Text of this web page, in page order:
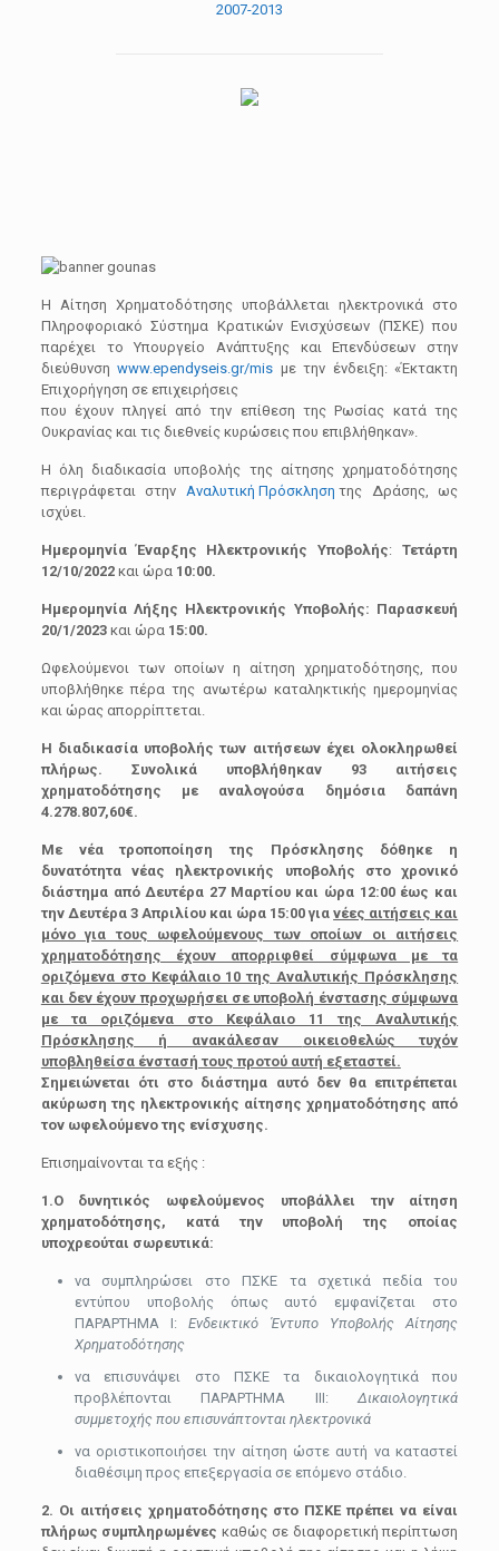
Η Αίτηση Χρηματοδότησης υποβάλλεται ηλεκτρονικά στο
Πληροφοριακό Σύστημα Κρατικών Ενισχύσεων (ΠΣΚΕ) που
παρέχει το Υπουργείο Ανάπτυξης και Επενδύσεων στην
διεύθυνσηwww.ependyseis.gr/mis με την ένδειξη: «Έκτακτη
Επιχορήγηση σε επιχειρήσεις
που έχουν πληγεί από την επίθεση της Ρωσίας κατά της
Ουκρανίας και τις διεθνείς κυρώσεις που επιβλήθηκαν».
Η όλη διαδικασία υποβολής της αίτησης χρηματοδότησης
περιγράφεται στην Αναλυτική Πρόσκληση της Δράσης, ως
ισχύει.
Ημερομηνία Έναρξης Ηλεκτρονικής Υποβολής:Τετάρτη
12/10/2022 και ώρα10:00.
Ημερομηνία Λήξης Ηλεκτρονικής Υποβολής: Παρασκευή
20/1/2023 και ώρα15:00.
Ωφελούμενοι των οποίων η αίτηση χρηματοδότησης, που
υποβλήθηκε πέρα της ανωτέρω καταληκτικής ημερομηνίας
και ώρας απορρίπτεται.
Η διαδικασία υποβολής των αιτήσεων έχει ολοκληρωθεί
πλήρως. Συνολικά υποβλήθηκαν 93 αιτήσεις
χρηματοδότησης με αναλογούσα δημόσια δαπάνη
4.278.807,60€.
Με νέα τροποποίηση της Πρόσκλησης δόθηκε η
δυνατότητα νέας ηλεκτρονικής υποβολής στο χρονικό
διάστημα από Δευτέρα 27 Μαρτίου και ώρα 12:00 έως και
την Δευτέρα 3 Απριλίου και ώρα 15:00 γιανέες αιτήσεις και
μόνο για τους ωφελούμενους των οποίων οι αιτήσεις
χρηματοδότησης έχουν απορριφθεί σύμφωνα με τα
οριζόμενα στο Κεφάλαιο 10 της Αναλυτικής Πρόσκλησης
και δεν έχουν προχωρήσει σε υποβολή ένστασης σύμφωνα
με τα οριζόμενα στο Κεφάλαιο 11 της Αναλυτικής
Πρόσκλησης ή ανακάλεσαν οικειοθελώς τυχόν
υποβληθείσα ένστασή τους προτού αυτή εξεταστεί.
Σημειώνεται ότι στο διάστημα αυτό δεν θα επιτρέπεται
ακύρωση της ηλεκτρονικής αίτησης χρηματοδότησης από
τον ωφελούμενο της ενίσχυσης.
Επισημαίνονται τα εξής :
1.Ο δυνητικός ωφελούμενος υποβάλλει την αίτηση
χρηματοδότησης, κατά την υποβολή της οποίας
υποχρεούται σωρευτικά:
να συμπληρώσει στο ΠΣΚΕ τα σχετικά πεδία του
εντύπου υποβολής όπως αυτό εμφανίζεται στο
ΠΑΡΑΡΤΗΜΑ I:Ενδεικτικό Έντυπο Υποβολής Αίτησης
Χρηματοδότησης
να επισυνάψει στο ΠΣΚΕ τα δικαιολογητικά που
προβλέπονται ΠΑΡΑΡΤΗΜΑ III:Δικαιολογητικά
συμμετοχής που επισυνάπτονται ηλεκτρονικά
να οριστικοποιήσει την αίτηση ώστε αυτή να καταστεί
διαθέσιμη προς επεξεργασία σε επόμενο στάδιο.
2. Οι αιτήσεις χρηματοδότησης στο ΠΣΚΕ πρέπει να είναι
πλήρως συμπληρωμένες καθώς σε διαφορετική περίπτωση
2007-2013